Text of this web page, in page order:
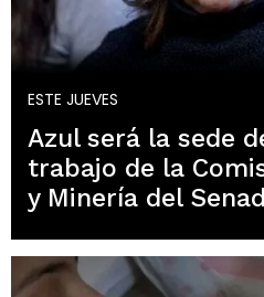
ESTE JUEVES
Azul será la sede
trabajo de la
y Minería del